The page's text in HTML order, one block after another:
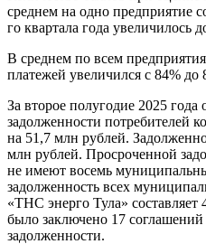
среднем на одно предприятие
го квартала года увеличилось
В среднем по всем
платежей увеличился с 84% до
За второе полугодие 2025
задолженности потребителей
на 51,7 млн рублей.
млн рублей. Просроченной
не имеют восемь
задолженность всех
«ТНС энерго Тула»
было заключено 17 соглашений
задолженности.